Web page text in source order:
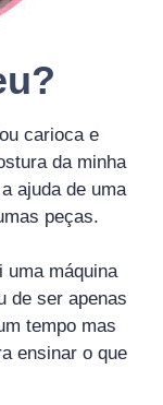
carioca e
da minha
ajuda de uma
peças.
uma máquina
de ser apenas
tempo mas
ensinar o que